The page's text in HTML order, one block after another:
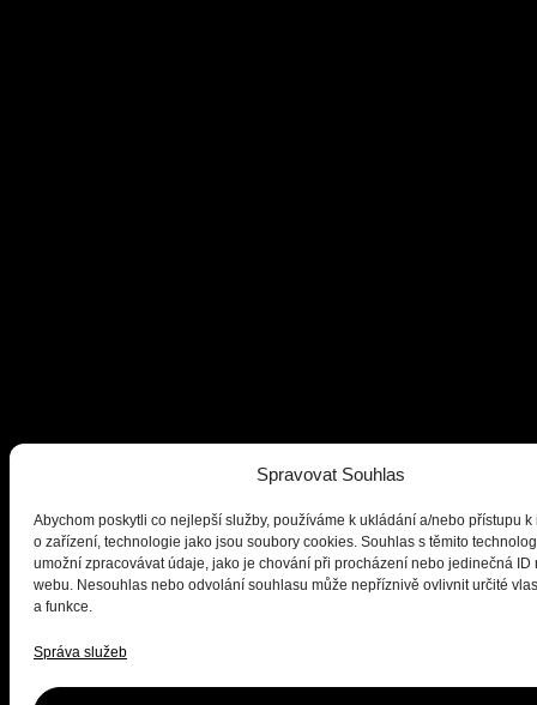
Spravovat Souhlas
Abychom poskytli co nejlepší služby, používáme k ukládání a/nebo přístupu k
o zařízení, technologie jako jsou soubory cookies. Souhlas s těmito
umožní zpracovávat údaje, jako je chování při procházení nebo jedinečná ID
webu. Nesouhlas nebo odvolání souhlasu může nepříznivě ovlivnit určité
a funkce.
Správa služeb